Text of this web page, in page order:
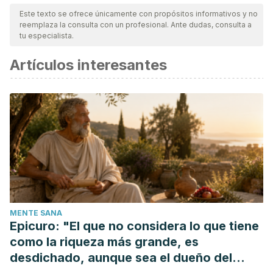
nuestro equipo, para asegurar su calidad, confiabilidad,
vigencia y validez.La bibliografía de este artículo fue
científica.
Zago, L., Dupraz, H., Torino, F., and Río, M.E. (2010). Estado
nutricional preoperatorio y riesgo quirúrgico. Identificación
de marcadores bioquímicos promisorios. Nutricion
Hospitalaria25, 91–98.
Alam, F., Islam, M.A., Gan, S.H., and Khalil, M.I. (2014). Honey:
A potential therapeutic agent for managing diabetic
wounds. Evidence-Based Complementary and Alternative
Medicine2014.
Barnes, J. (2005). Plantas medicinales. Kurtziana.
The American College of Obstetricians and Ginecologists.
La preparación para una cirugía.
Este texto se ofrece únicamente con propósitos informativos y no
reemplaza la consulta con un profesional. Ante dudas, consulta a
tu especialista.
Artículos interesantes
MENTE SANA
Epicuro: "El que no considera lo que tiene
como la riqueza más grande, es
desdichado, aunque sea el dueño del